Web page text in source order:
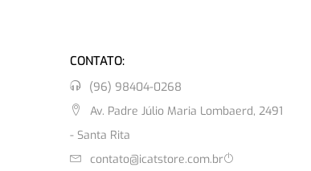
CONTATO:
(96) 98404-0268
Av. Padre Júlio Maria Lombaerd, 2491
- Santa Rita
contato@icatstore.com.br